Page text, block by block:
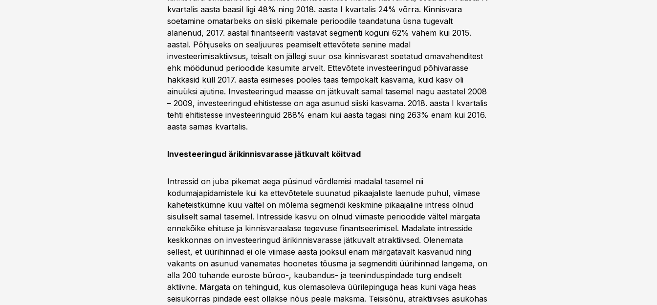
kvartalis aasta baasil ligi 48% ning 2018. aasta I kvartalis 24% võrra. Kinnisvara
soetamine omatarbeks on siiski pikemale perioodile taandatuna üsna tugevalt
alanenud, 2017. aastal finantseeriti vastavat segmenti koguni 62% vähem kui 2015.
aastal. Põhjuseks on sealjuures peamiselt ettevõtete senine madal
investeerimisaktiivsus, teisalt on jällegi suur osa kinnisvarast soetatud omavahenditest
ehk möödunud perioodide kasumite arvelt. Ettevõtete investeeringud põhivarasse
hakkasid küll 2017. aasta esimeses pooles taas tempokalt kasvama, kuid kasv oli
ainuüksi ajutine. Investeeringud maasse on jätkuvalt samal tasemel nagu aastatel 2008
– 2009, investeeringud ehitistesse on aga asunud siiski kasvama. 2018. aasta I kvartalis
tehti ehitistesse investeeringuid 288% enam kui aasta tagasi ning 263% enam kui 2016.
aasta samas kvartalis.
Investeeringud ärikinnisvarasse jätkuvalt köitvad
Intressid on juba pikemat aega püsinud võrdlemisi madalal tasemel nii
kodumajapidamistele kui ka ettevõtetele suunatud pikaajaliste laenude puhul, viimase
kaheteistkümne kuu vältel on mõlema segmendi keskmine pikaajaline intress olnud
sisuliselt samal tasemel. Intresside kasvu on olnud viimaste perioodide vältel märgata
ennekõike ehituse ja kinnisvaraalase tegevuse finantseerimisel. Madalate intresside
keskkonnas on investeeringud ärikinnisvarasse jätkuvalt atraktiivsed. Olenemata
sellest, et üürihinnad ei ole viimase aasta jooksul enam märgatavalt kasvanud ning
vakants on asunud vanemates hoonetes tõusma ja segmenditi üürihinnad langema, on
alla 200 tuhande euroste büroo-, kaubandus- ja teeninduspindade turg endiselt
aktiivne. Märgata on tehinguid, kus olemasoleva üürilepinguga heas kuni väga heas
seisukorras pindade eest ollakse nõus peale maksma. Teisisõnu, atraktiivses asukohas